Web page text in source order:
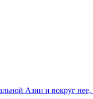
Азии и вокруг